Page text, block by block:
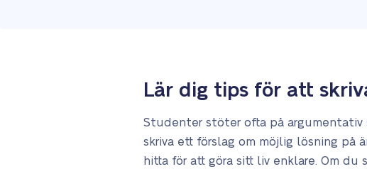
Lär dig tips för att
Studenter stöter ofta på argumentativ
skriva ett förslag om möjlig lösning på
hitta för att göra sitt liv enklare. Om